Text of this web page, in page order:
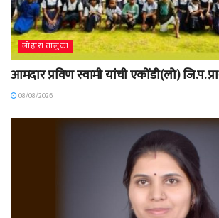
लोहारा तालुका
आमदार प्रविण स्वामी यांची एकोंडी(लो) जि.प.
08/08/2026